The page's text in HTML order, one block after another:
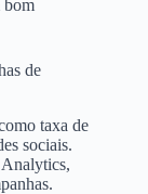
bom
de
taxa de
sociais.
Analytics,